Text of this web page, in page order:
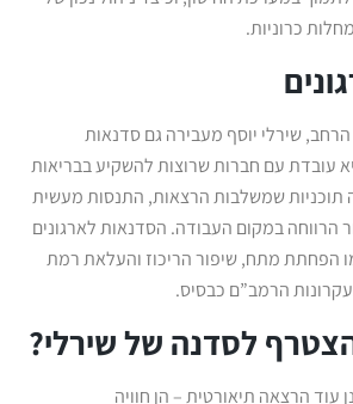
כרוניות.
שירלי יוסף מעבירה גם סדנאות
עובדת עם חברות שרוצות להשקיע בבריאות
תוכניות שמשלבות הרצאות, התנסות מעשית
הרווחה במקום העבודה. הסדנאות לארגונים
הפחתת מתח, שיפור הריכוז והעלאת רמת
הרמב”ם כבסיס.
לסדנה של שירלי?
עוד הרצאה תיאורטית – הן חוויה